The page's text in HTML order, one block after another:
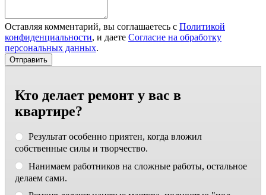
Оставляя комментарий, вы соглашаетесь с Политикой
конфиденциальности, и даете Согласие на обработку
персональных данных.
Кто делает ремонт у вас в
квартире?
Результат особенно приятен, когда вложил
собственные силы и творчество.
Нанимаем работников на сложные работы, остальное
делаем сами.